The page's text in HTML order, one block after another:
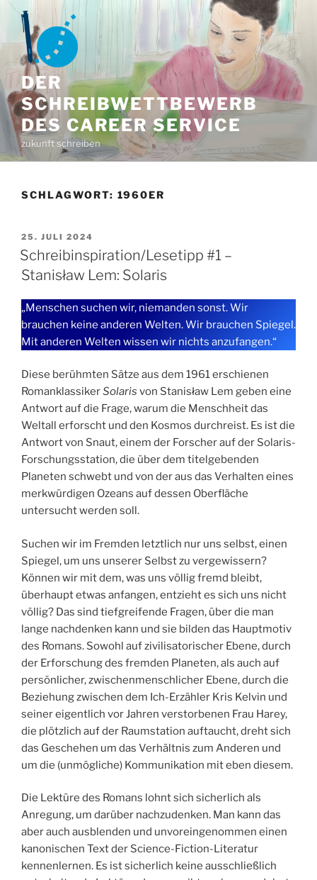
Zum
Inhalt
springen
DER
SCHREIBWETTBEWERB
DES CAREER SERVICE
zukunft schreiben
SCHLAGWORT: 1960ER
VERÖFFENTLICHT
AM
25. JULI 2024
Schreibinspiration/Lesetipp #1 –
Stanisław Lem: Solaris
„Menschen suchen wir, niemanden sonst. Wir
brauchen keine anderen Welten. Wir brauchen Spiegel.
Mit anderen Welten wissen wir nichts anzufangen.“
Diese berühmten Sätze aus dem 1961 erschienen
RomanklassikerSolaris von Stanisław Lem geben eine
Antwort auf die Frage, warum die Menschheit das
Weltall erforscht und den Kosmos durchreist. Es ist die
Antwort von Snaut, einem der Forscher auf der Solaris-
Forschungsstation, die über dem titelgebenden
Planeten schwebt und von der aus das Verhalten eines
merkwürdigen Ozeans auf dessen Oberfläche
untersucht werden soll.
Suchen wir im Fremden letztlich nur uns selbst, einen
Spiegel, um uns unserer Selbst zu vergewissern?
Können wir mit dem, was uns völlig fremd bleibt,
überhaupt etwas anfangen, entzieht es sich uns nicht
völlig? Das sind tiefgreifende Fragen, über die man
lange nachdenken kann und sie bilden das Hauptmotiv
des Romans. Sowohl auf zivilisatorischer Ebene, durch
der Erforschung des fremden Planeten, als auch auf
persönlicher, zwischenmenschlicher Ebene, durch die
Beziehung zwischen dem Ich-Erzähler Kris Kelvin und
seiner eigentlich vor Jahren verstorbenen Frau Harey,
die plötzlich auf der Raumstation auftaucht, dreht sich
das Geschehen um das Verhältnis zum Anderen und
um die (unmögliche) Kommunikation mit eben diesem.
Die Lektüre des Romans lohnt sich sicherlich als
Anregung, um darüber nachzudenken. Man kann das
aber auch ausblenden und unvoreingenommen einen
kanonischen Text der Science-Fiction-Literatur
kennenlernen. Es ist sicherlich keine ausschließlich